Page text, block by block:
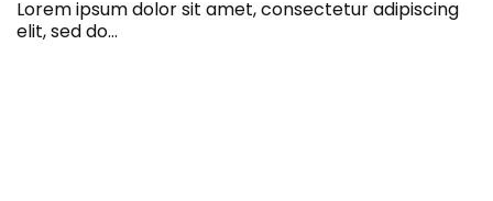
Lorem ipsum dolor sit amet, consectetur adipiscing
elit, sed do…